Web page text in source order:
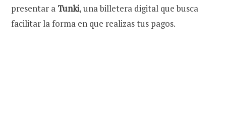
presentar a Tunki, una billetera digital que busca
facilitar la forma en que realizas tus pagos.